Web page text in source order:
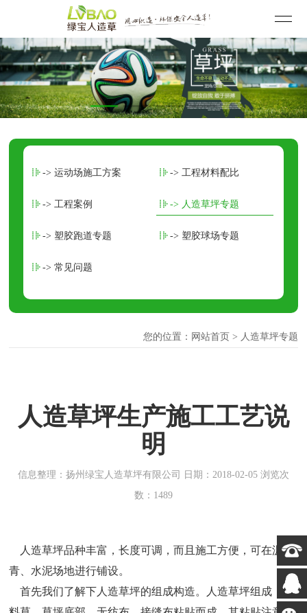
-> 运动场施工方案 -> 工程材料配比
-> 工程案例 -> 人造草坪专题
-> 塑胶跑道专题 -> 塑胶球场专题
-> 常见问题
您的位置： 网站首页> 人造草坪专题
人造草坪生产施工工艺说
明
信息整理：扬州绿宝人造草坪有限公司 日期：2018-02-05 浏览次
数：1489
人造草坪品种丰富，长度可调，而且施工方便，可在沥
青、水泥场地进行铺设。
首先我们了解下人造草坪的组成构造。人造草坪组成：塑